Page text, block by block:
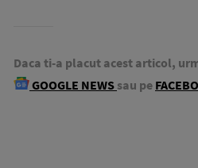
Daca ti-a placut acest articol,
GOOGLE NEWS sau pe